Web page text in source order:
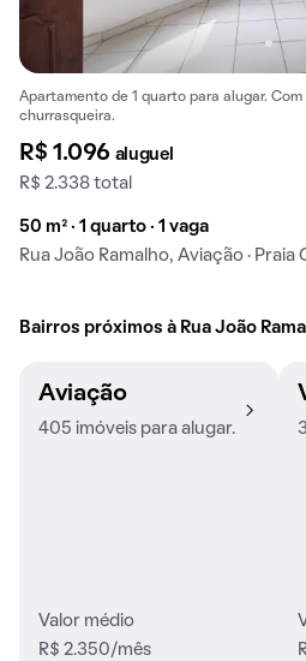
Apartamento de 1 quarto para alugar.
churrasqueira.
R$ 1.096 aluguel
R$ 2.338 total
50 m² · 1 quarto · 1 vaga
Rua João Ramalho, Aviação · Praia
Bairros próximos à Rua João
Aviação
405 imóveis para alugar.
Valor médio
R$ 2.350/mês